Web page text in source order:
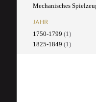
Mechanisches
JAHR
1750-1799 (1)
1825-1849 (1)